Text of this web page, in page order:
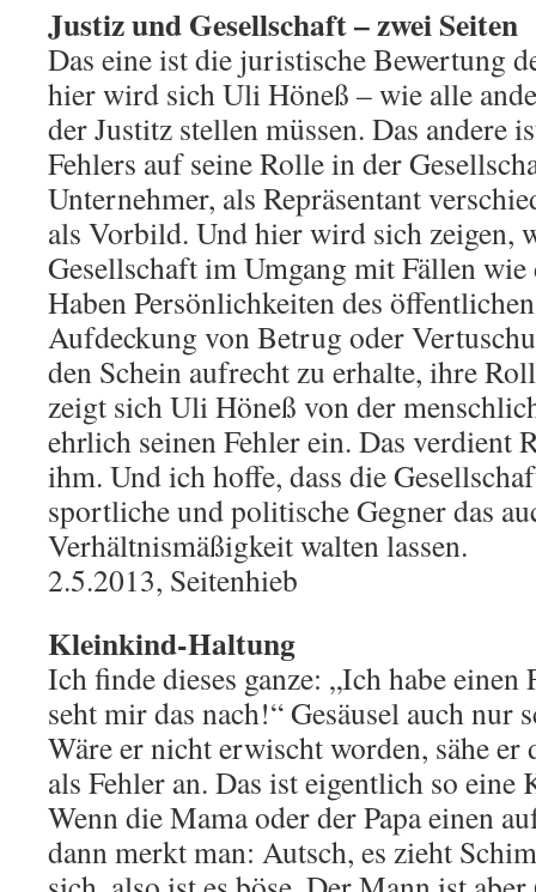
Justiz und Gesellschaft – zwei Seiten
Das eine ist die juristische Bewertung
hier wird sich Uli Höneß – wie alle
der Justitz stellen müssen. Das andere
Fehlers auf seine Rolle in der
Unternehmer, als Repräsentant
als Vorbild. Und hier wird sich zeigen,
Gesellschaft im Umgang mit Fällen
Haben Persönlichkeiten des
Aufdeckung von Betrug oder
den Schein aufrecht zu erhalte, ihre
zeigt sich Uli Höneß von der
ehrlich seinen Fehler ein. Das verdient
ihm. Und ich hoffe, dass die
sportliche und politische Gegner das
Verhältnismäßigkeit walten lassen.
2.5.2013, Seitenhieb
Kleinkind-Haltung
Ich finde dieses ganze: „Ich habe einen
seht mir das nach!“ Gesäusel auch nur
Wäre er nicht erwischt worden, sähe er
als Fehler an. Das ist eigentlich so
Wenn die Mama oder der Papa einen
dann merkt man: Autsch, es zieht